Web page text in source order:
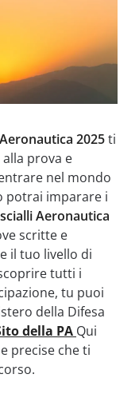
2025ti
prova e
nel mondo
potrai imparare i
Aeronautica
scritte e
il tuo livello di
tutti i
tu puoi
della Difesa
della PA Qui
precise che ti